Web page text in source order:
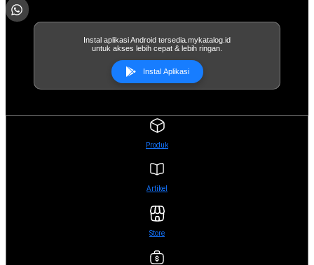
Instal aplikasi Android tersedia.mykatalog.id
untuk akses lebih cepat & lebih ringan.
Instal Aplikasi
Produk
Artikel
Store